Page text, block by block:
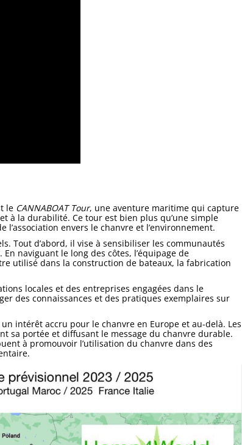
le CANNABOAT Tour, une aventure maritime qui capture
à la durabilité. Ce tour est bien plus qu’une simple
l’association envers le chanvre et l’environnement.
Tout d’abord, il vise à sensibiliser les communautés
naviguant le long des côtes, l’équipage de
utilisé dans la construction de bateaux, la fabrication
locales et des entreprises engagées dans le
des connaissances et des pratiques exemplaires sur
intérêt accru pour le chanvre en Europe et au-delà. Les
sa portée et diffusant le message du chanvre durable.
à promouvoir l’utilisation du chanvre dans des